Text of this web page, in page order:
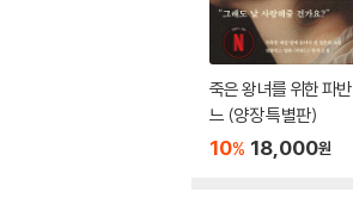
죽은 왕녀를 위한 파반
느 (양장 특별판)
10% 18,000원